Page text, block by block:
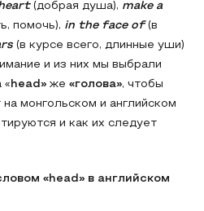
(добрая душа), make a
помочь), in the face of(в
(в курсе всего, длинные уши)
и из них мы выбрали
« head» же «голова», чтобы
монгольском и английском
и как их следует
«head» в английском